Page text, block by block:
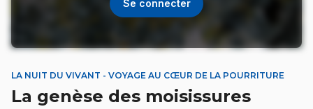
Se connecter
LA NUIT DU VIVANT - VOYAGE AU CŒUR DE LA POURRITURE
La genèse des moisissures